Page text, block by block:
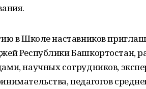
в Школе наставников
Республики
научных сотрудников,
педагогов